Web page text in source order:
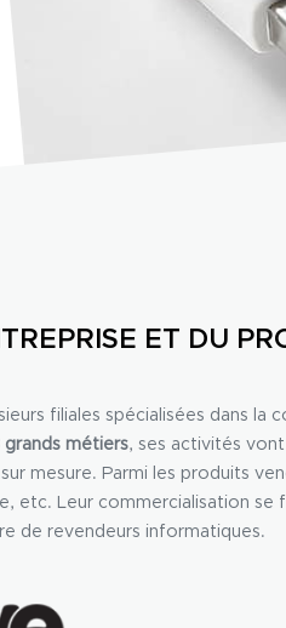
ET DU
filiales spécialisées dans
grands métiers, ses activités
mesure. Parmi les produits
etc. Leur commercialisation se
de revendeurs informatiques.